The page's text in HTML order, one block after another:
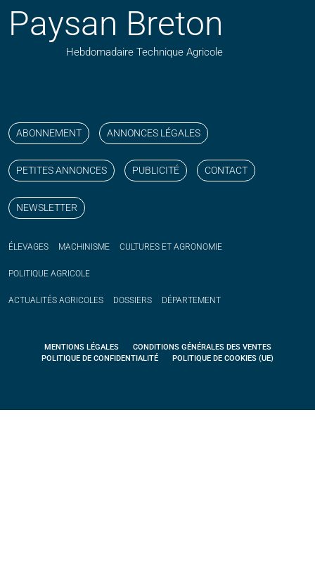
Paysan Breton
Hebdomadaire Technique Agricole
ABONNEMENT ANNONCES LÉGALES
PETITES ANNONCES PUBLICITÉ CONTACT
NEWSLETTER
ÉLEVAGES MACHINISME CULTURES ET AGRONOMIE
POLITIQUE AGRICOLE
ACTUALITÉS AGRICOLES DOSSIERS DÉPARTEMENT
MENTIONS LÉGALES
CONDITIONS GÉNÉRALES DES VENTES
POLITIQUE DE CONFIDENTIALITÉ
POLITIQUE DE COOKIES (UE)